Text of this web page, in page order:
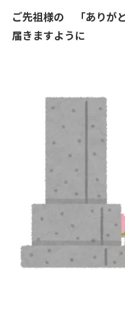
ご先祖様の 「ありが
届きますように